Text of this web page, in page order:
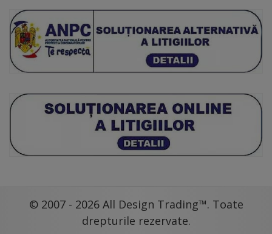
© 2007 - 2026 All Design Trading™. Toate
drepturile rezervate.